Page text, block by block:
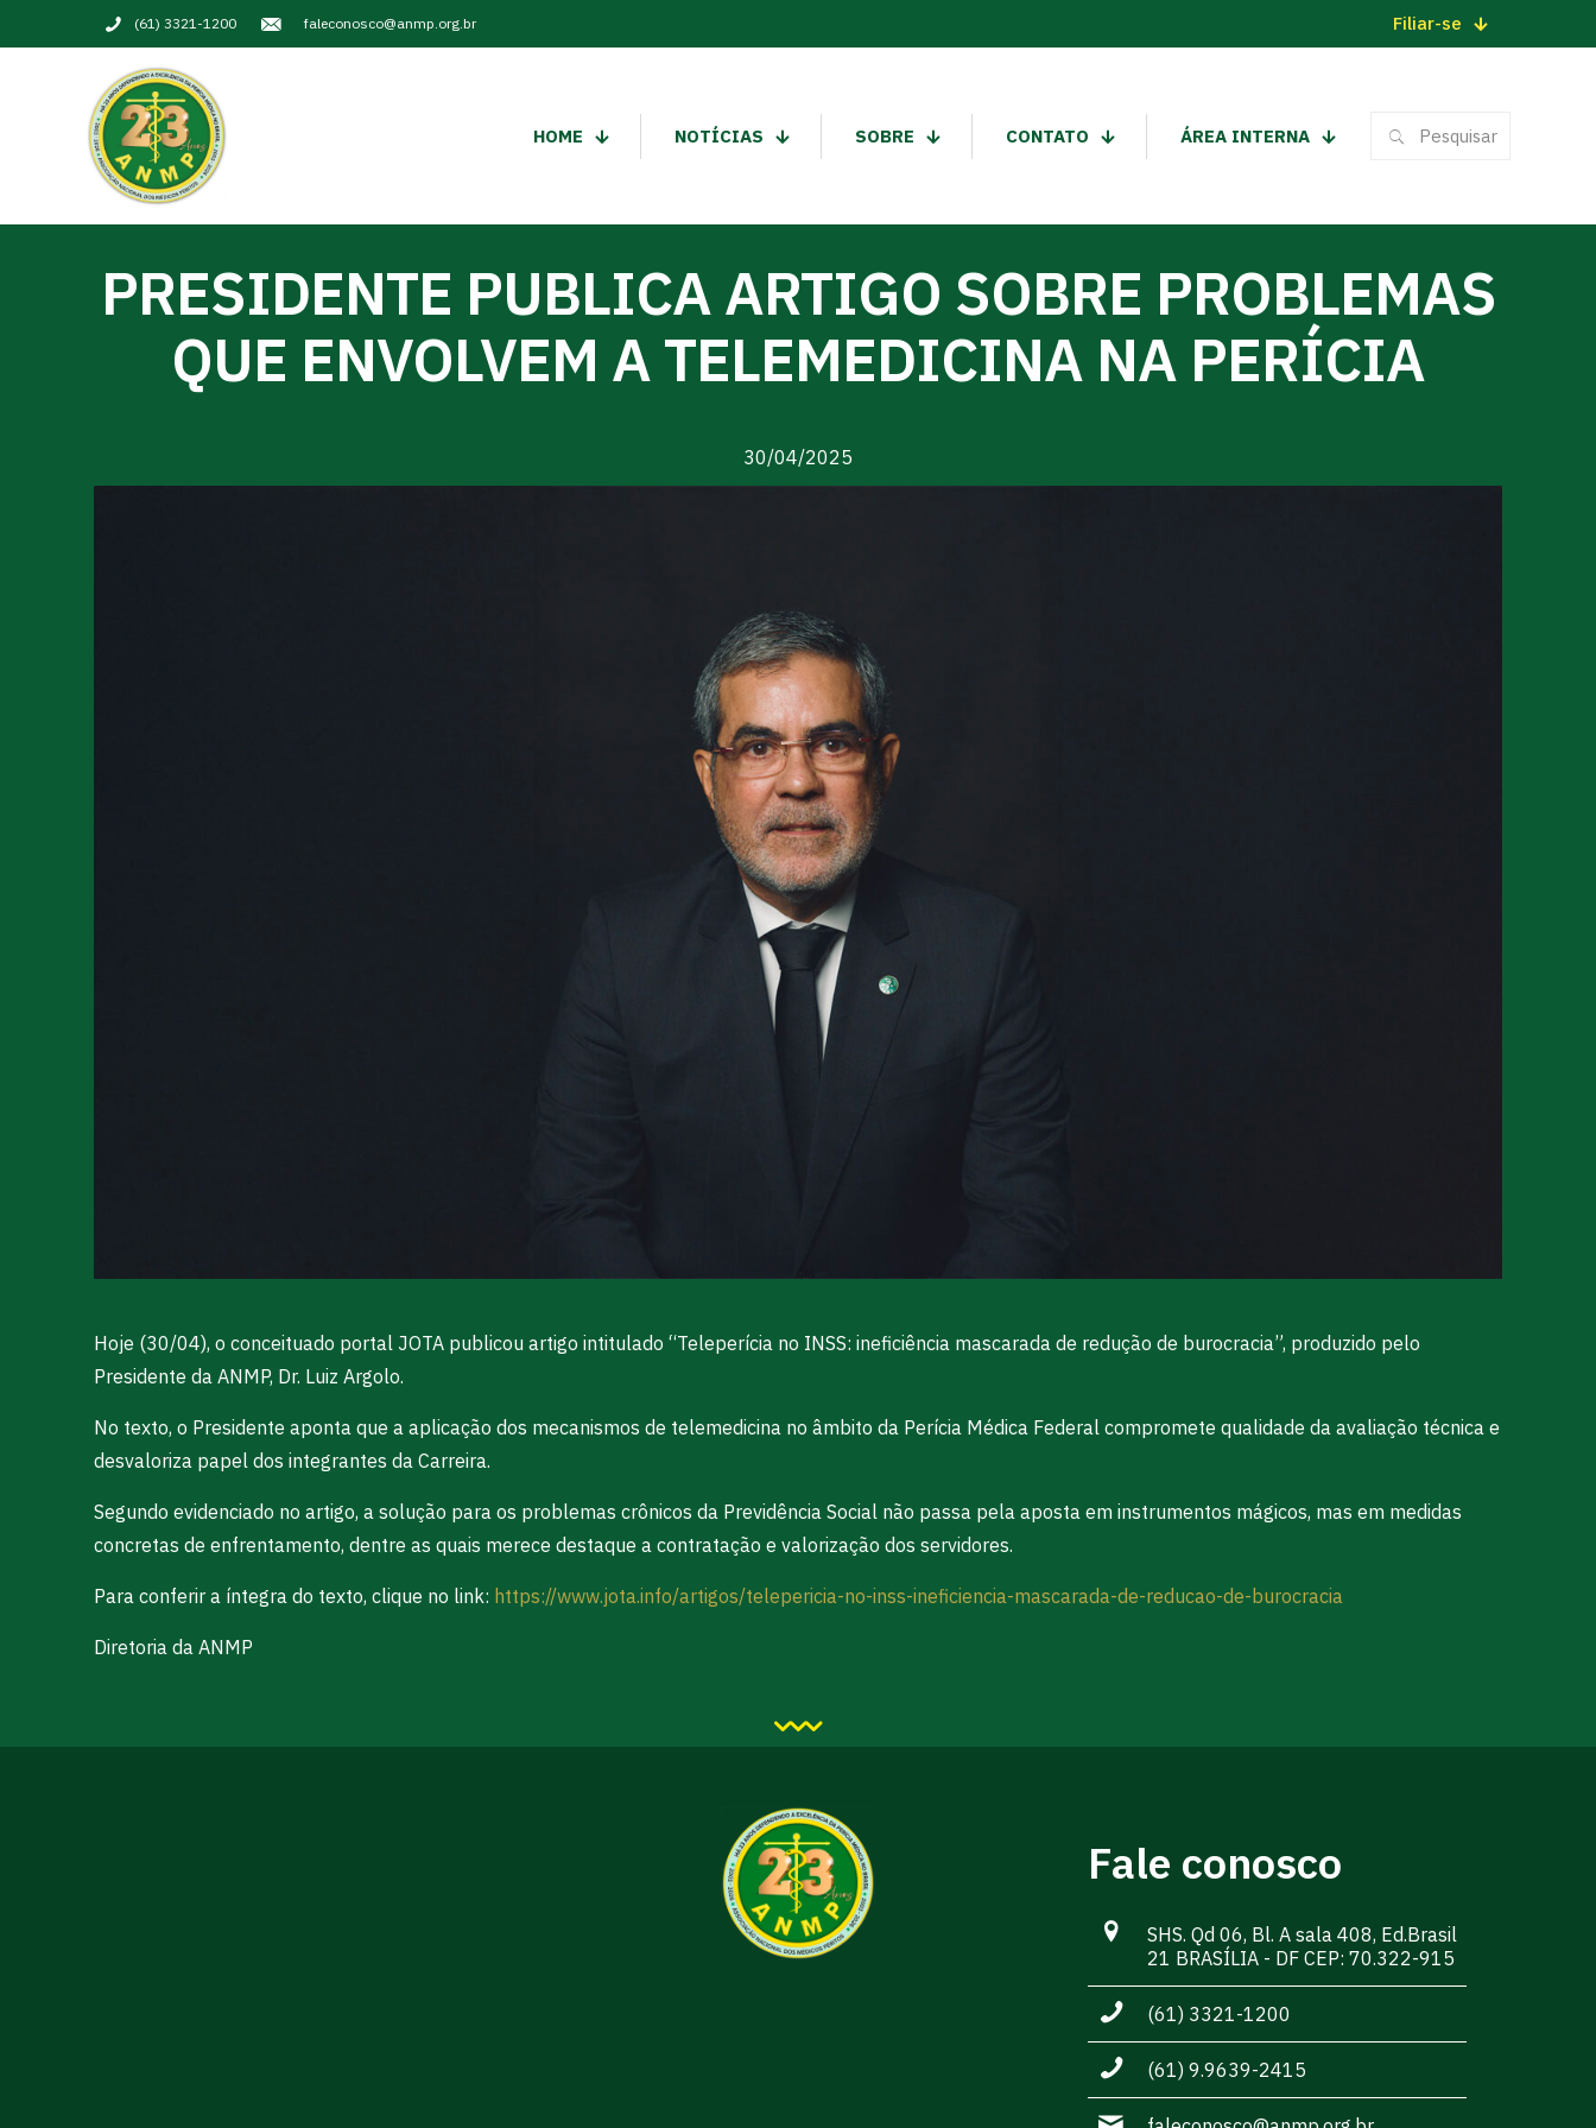
(61) 3321-1200 faleconosco@anmp.org.br Filiar-se
HOME NOTÍCIAS SOBRE CONTATO ÁREA INTERNA
PRESIDENTE PUBLICA ARTIGO SOBRE PROBLEMAS
QUE ENVOLVEM A TELEMEDICINA NA PERÍCIA
30/04/2025
Hoje (30/04), o conceituado portal JOTA publicou artigo intitulado “Teleperícia no INSS: ineficiência mascarada de redução de burocracia”, produzido pelo
Presidente da ANMP, Dr. Luiz Argolo.
No texto, o Presidente aponta que a aplicação dos mecanismos de telemedicina no âmbito da Perícia Médica Federal compromete qualidade da avaliação técnica e
desvaloriza papel dos integrantes da Carreira.
Segundo evidenciado no artigo, a solução para os problemas crônicos da Previdência Social não passa pela aposta em instrumentos mágicos, mas em medidas
concretas de enfrentamento, dentre as quais merece destaque a contratação e valorização dos servidores.
Para conferir a íntegra do texto, clique no link: https://www.jota.info/artigos/telepericia-no-inss-ineficiencia-mascarada-de-reducao-de-burocracia
Diretoria da ANMP
Fale conosco
SHS. Qd 06, Bl. A sala 408, Ed.Brasil
21 BRASÍLIA - DF CEP: 70.322-915
(61) 3321-1200
(61) 9.9639-2415